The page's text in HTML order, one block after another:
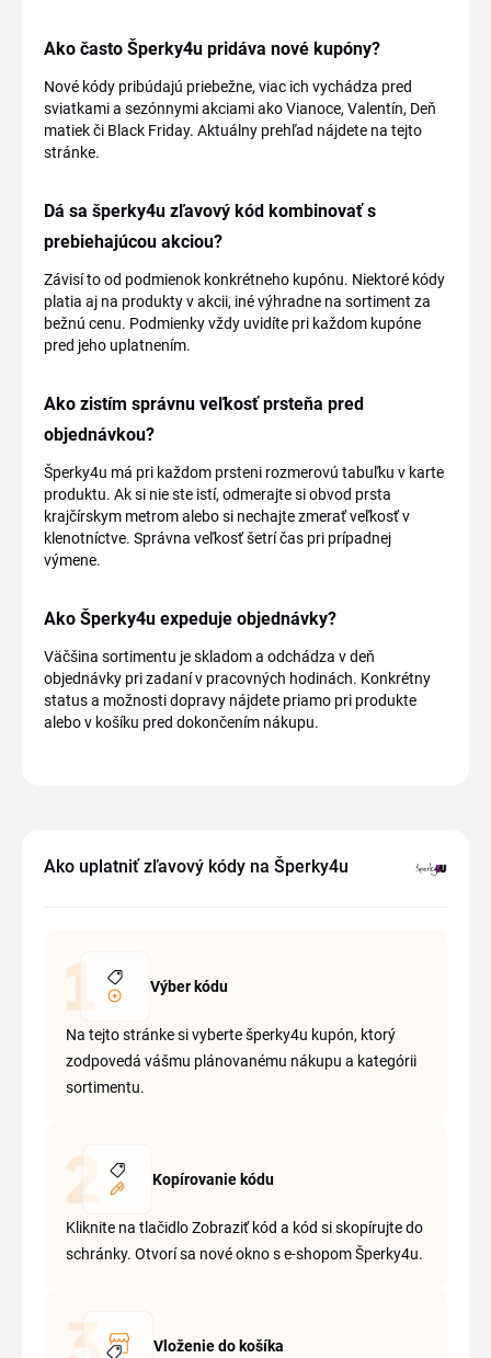
Ako často Šperky4u pridáva nové kupóny?
Nové kódy pribúdajú priebežne, viac ich vychádza pred
sviatkami a sezónnymi akciami ako Vianoce, Valentín, Deň
matiek či Black Friday. Aktuálny prehľad nájdete na tejto
stránke.
Dá sa šperky4u zľavový kód kombinovať s
prebiehajúcou akciou?
Závisí to od podmienok konkrétneho kupónu. Niektoré kódy
platia aj na produkty v akcii, iné výhradne na sortiment za
bežnú cenu. Podmienky vždy uvidíte pri každom kupóne
pred jeho uplatnením.
Ako zistím správnu veľkosť prsteňa pred
objednávkou?
Šperky4u má pri každom prsteni rozmerovú tabuľku v karte
produktu. Ak si nie ste istí, odmerajte si obvod prsta
krajčírskym metrom alebo si nechajte zmerať veľkosť v
klenotníctve. Správna veľkosť šetrí čas pri prípadnej
výmene.
Ako Šperky4u expeduje objednávky?
Väčšina sortimentu je skladom a odchádza v deň
objednávky pri zadaní v pracovných hodinách. Konkrétny
status a možnosti dopravy nájdete priamo pri produkte
alebo v košíku pred dokončením nákupu.
Ako uplatniť zľavový kódy na Šperky4u
Výber kódu
Na tejto stránke si vyberte šperky4u kupón, ktorý
zodpovedá vášmu plánovanému nákupu a kategórii
sortimentu.
Kopírovanie kódu
Kliknite na tlačidlo Zobraziť kód a kód si skopírujte do
schránky. Otvorí sa nové okno s e-shopom Šperky4u.
Vloženie do košíka